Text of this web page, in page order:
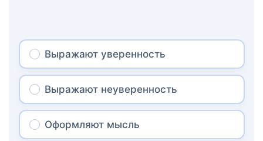
Выражают уверенность
Выражают неуверенность
Оформляют мысль